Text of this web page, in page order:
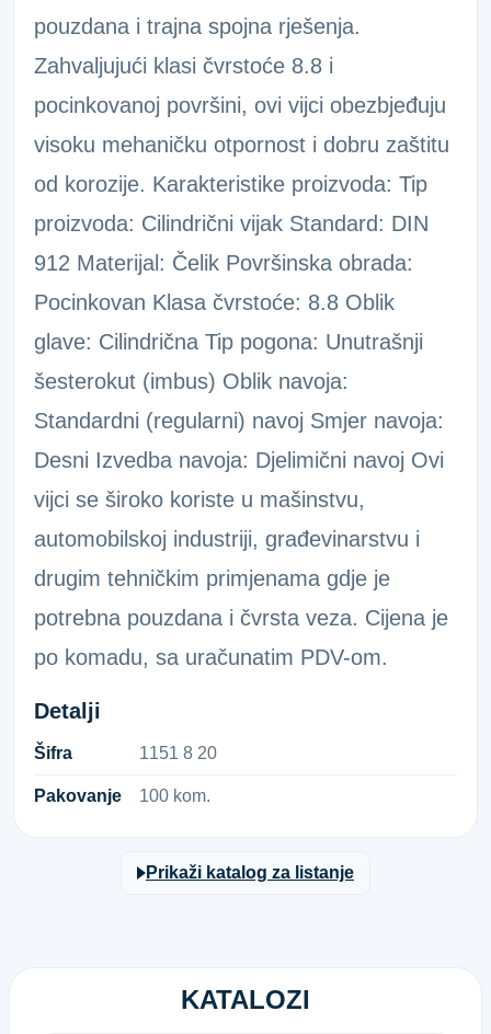
pouzdana i trajna spojna rješenja.
Zahvaljujući klasi čvrstoće 8.8 i
pocinkovanoj površini, ovi vijci obezbjeđuju
visoku mehaničku otpornost i dobru zaštitu
od korozije. Karakteristike proizvoda: Tip
proizvoda: Cilindrični vijak Standard: DIN
912 Materijal: Čelik Površinska obrada:
Pocinkovan Klasa čvrstoće: 8.8 Oblik
glave: Cilindrična Tip pogona: Unutrašnji
šesterokut (imbus) Oblik navoja:
Standardni (regularni) navoj Smjer navoja:
Desni Izvedba navoja: Djelimični navoj Ovi
vijci se široko koriste u mašinstvu,
automobilskoj industriji, građevinarstvu i
drugim tehničkim primjenama gdje je
potrebna pouzdana i čvrsta veza. Cijena je
po komadu, sa uračunatim PDV-om.
Detalji
Šifra 1​1​5​1​ ​8​ ​2​0​
Pakovanje 100 kom.
Prikaži katalog za listanje
KATALOZI